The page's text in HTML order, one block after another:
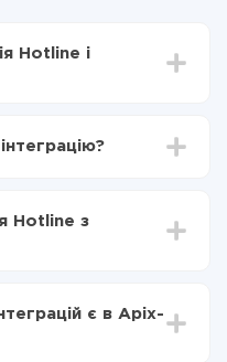
Hotline і
з Hotline в
передаватися з
У середньому
Hotline з
які за фактом
в іншу через
є в Apix-